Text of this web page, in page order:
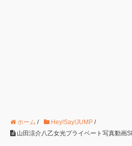
ホーム / Hey!Say!JUMP /
山田涼介八乙女光プライベート写真動画